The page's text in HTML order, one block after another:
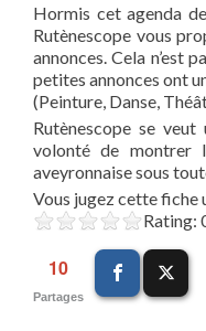
Hormis cet agenda
Rutènescope vous
annonces. Cela n’est
petites annonces ont
(Peinture, Danse,
Rutènescope se
volonté de montrer
aveyronnaise sous
Vous jugez cette fiche
Rating:
10
Partages